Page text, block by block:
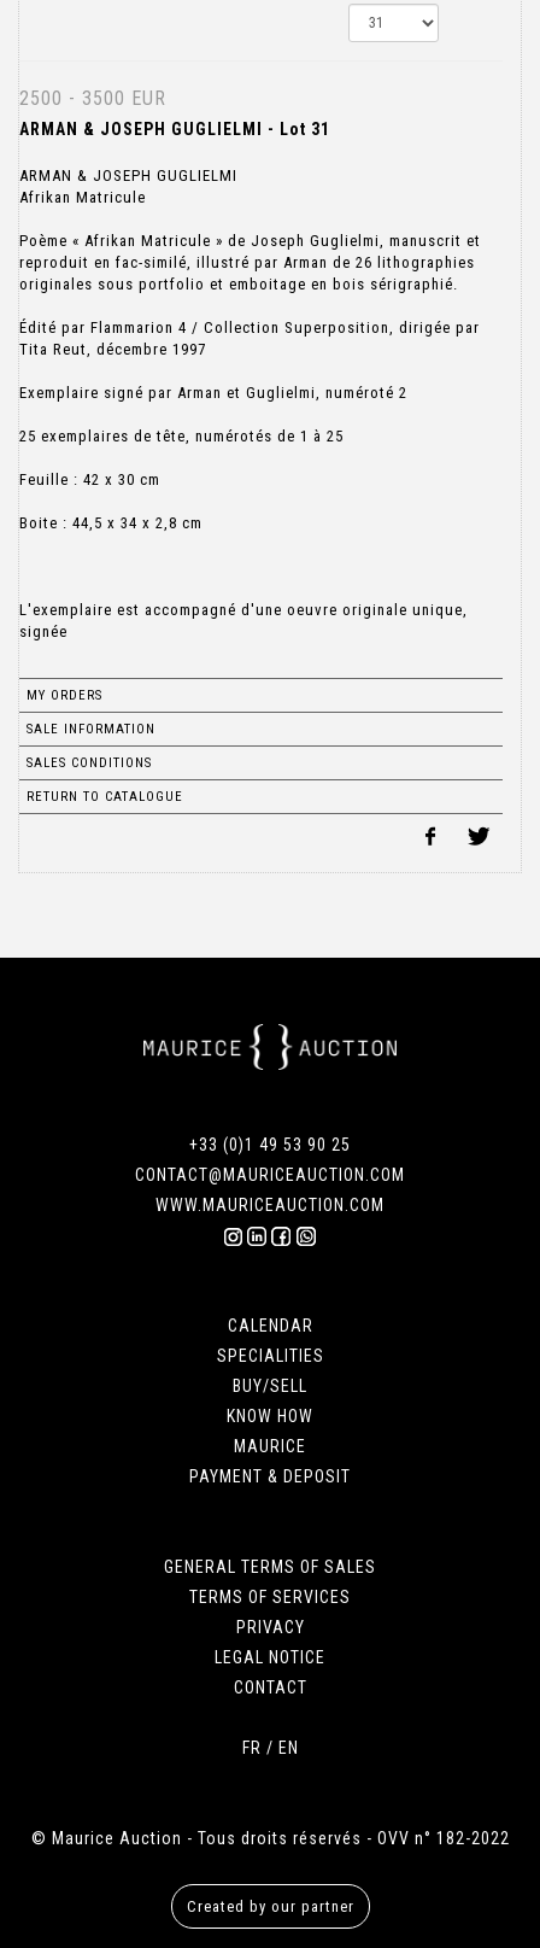
2500 - 3500 EUR
ARMAN & JOSEPH GUGLIELMI - Lot 31
ARMAN & JOSEPH GUGLIELMI
Afrikan Matricule
Poème « Afrikan Matricule » de Joseph Guglielmi, manuscrit et
reproduit en fac-similé, illustré par Arman de 26 lithographies
originales sous portfolio et emboitage en bois sérigraphié.
Édité par Flammarion 4 / Collection Superposition, dirigée par
Tita Reut, décembre 1997
Exemplaire signé par Arman et Guglielmi, numéroté 2
25 exemplaires de tête, numérotés de 1 à 25
Feuille : 42 x 30 cm
Boite : 44,5 x 34 x 2,8 cm
L'exemplaire est accompagné d'une oeuvre originale unique,
signée
MY ORDERS
SALE INFORMATION
SALES CONDITIONS
RETURN TO CATALOGUE
+33 (0)1 49 53 90 25
CONTACT@MAURICEAUCTION.COM
WWW.MAURICEAUCTION.COM
CALENDAR
SPECIALITIES
BUY/SELL
KNOW HOW
MAURICE
PAYMENT & DEPOSIT
GENERAL TERMS OF SALES
TERMS OF SERVICES
PRIVACY
LEGAL NOTICE
CONTACT
FR / EN
© Maurice Auction - Tous droits réservés - OVV n° 182-2022
Created by our partner